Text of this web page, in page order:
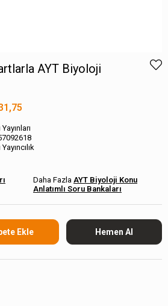
AYT Biyoloji
AYT Biyoloji Konu
Anlatımlı Soru Bankaları